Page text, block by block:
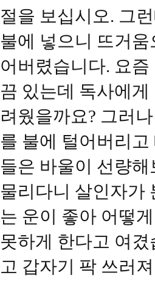
절을 보십시오. 그
불에 넣으니 뜨거
어버렸습니다. 요
끔 있는데 독사에
려웠을까요? 그러
를 불에 털어버리
들은 바울이 선량
물리다니 살인자가
는 운이 좋아 어떻
못하게 한다고 여
고 갑자기 팍 쓰러